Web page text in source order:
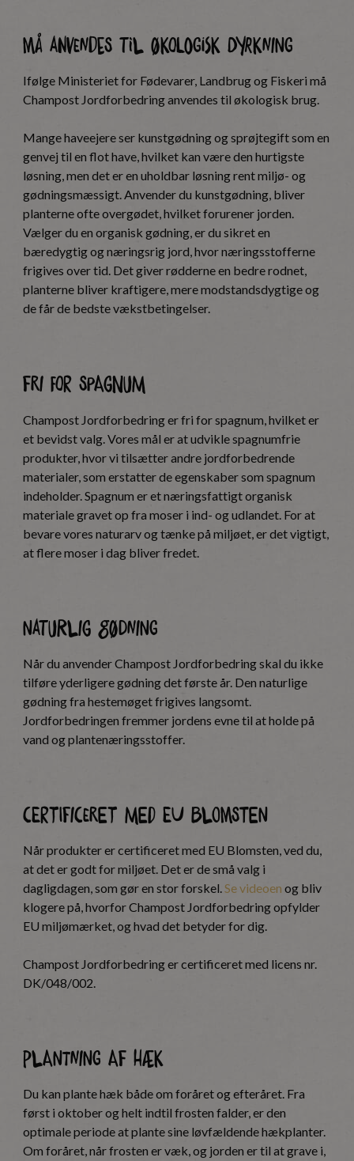
Må anvendes til økologisk dyrkning
Ifølge Ministeriet for Fødevarer, Landbrug og Fiskeri må
Champost Jordforbedring anvendes til økologisk brug.
Mange haveejere ser kunstgødning og sprøjtegift som en
genvej til en flot have, hvilket kan være den hurtigste
løsning, men det er en uholdbar løsning rent miljø- og
gødningsmæssigt. Anvender du kunstgødning, bliver
planterne ofte overgødet, hvilket forurener jorden.
Vælger du en organisk gødning, er du sikret en
bæredygtig og næringsrig jord, hvor næringsstofferne
frigives over tid. Det giver rødderne en bedre rodnet,
planterne bliver kraftigere, mere modstandsdygtige og
de får de bedste vækstbetingelser.
Fri for spagnum
Champost Jordforbedring er fri for spagnum, hvilket er
et bevidst valg. Vores mål er at udvikle spagnumfrie
produkter, hvor vi tilsætter andre jordforbedrende
materialer, som erstatter de egenskaber som spagnum
indeholder. Spagnum er et næringsfattigt organisk
materiale gravet op fra moser i ind- og udlandet. For at
bevare vores naturarv og tænke på miljøet, er det vigtigt,
at flere moser i dag bliver fredet.
Naturlig gødning
Når du anvender Champost Jordforbedring skal du ikke
tilføre yderligere gødning det første år. Den naturlige
gødning fra hestemøget frigives langsomt.
Jordforbedringen fremmer jordens evne til at holde på
vand og plantenæringsstoffer.
Certificeret med EU Blomsten
Når produkter er certificeret med EU Blomsten, ved du,
at det er godt for miljøet. Det er de små valg i
dagligdagen, som gør en stor forskel.Se videoen og bliv
klogere på, hvorfor Champost Jordforbedring opfylder
EU miljømærket, og hvad det betyder for dig.
Champost Jordforbedring er certificeret med licens nr.
DK/048/002.
Plantning af hæk
Du kan plante hæk både om foråret og efteråret. Fra
først i oktober og helt indtil frosten falder, er den
optimale periode at plante sine løvfældende hækplanter.
Om foråret, når frosten er væk, og jorden er til at grave i,